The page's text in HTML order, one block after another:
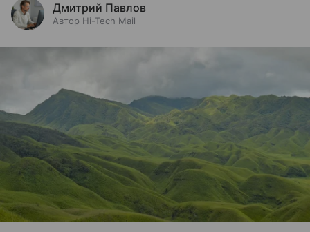
Дмитрий Павлов
Автор Hi-Tech Mail